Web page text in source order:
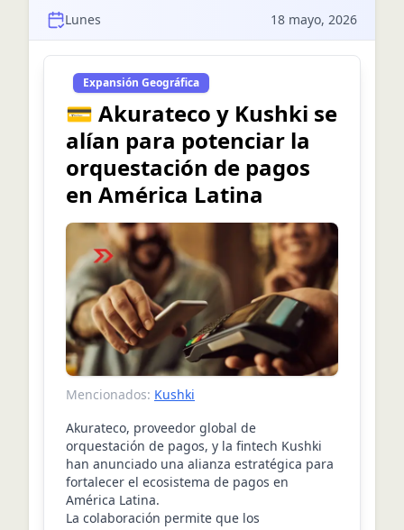
Lunes 18 mayo, 2026
Expansión Geográfica
💳 Akurateco y Kushki se
alían para potenciar la
orquestación de pagos
en América Latina
Mencionados: Kushki
Akurateco, proveedor global de
orquestación de pagos, y la fintech Kushki
han anunciado una alianza estratégica para
fortalecer el ecosistema de pagos en
América Latina.
La colaboración permite que los